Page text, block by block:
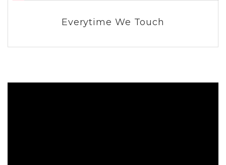
Everytime We Touch